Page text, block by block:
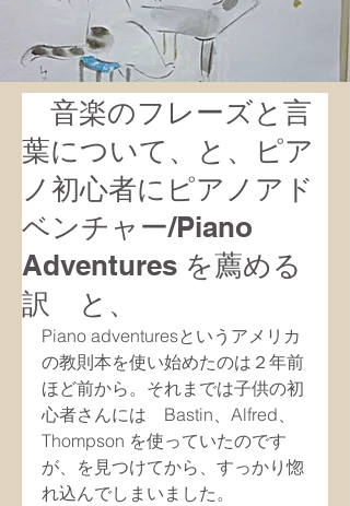
音楽のフレーズと言
葉について、と、ピア
ノ初心者にピアノアド
ベンチャー/Piano
Adventures を薦める
訳 と、
Piano adventuresというアメリカ
の教則本を使い始めたのは２年前
ほど前から。それまでは子供の初
心者さんには　Bastin、Alfred、
Thompson を使っていたのです
が、を見つけてから、すっかり惚
れ込んでしまいました。